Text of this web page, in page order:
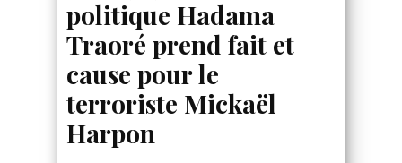
politique Hadama
Traoré prend fait et
cause pour le
terroriste Mickaël
Harpon